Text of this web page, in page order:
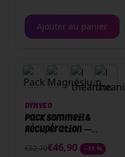
Ajouter au panier
PACK
DYNVEO
Pack Sommeil &
Récupération —
€52,70€46,90 −11 %